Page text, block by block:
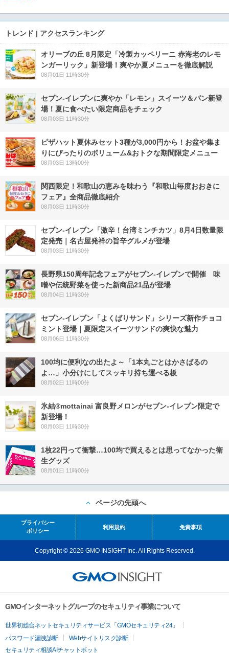
トレンド | アクセスランキング
オリーブの丘 8月限定「冷製カッペリーニ 赤海老のレモ
ンガーリック」新登場！爽やか夏メニューを徹底解説
08月01日 11時30分
セブン‐イレブンに爽やか「レモン」スイーツ＆パン新登
場！夏に食べたい限定商品をチェック
08月03日 11時30分
ピザハット夏休みセット3種が3,000円から！お盆や集ま
りにぴったりのボリューム&おトクな期間限定メニュー
08月03日 13時00分
関西限定！和歌山の恵みを味わう『和歌山毎度おおきに
フェア』全商品徹底紹介
08月03日 11時30分
セブン-イレブン「激辛！台湾ミンチカツ」8月4日数量限
定発売｜名古屋発祥の旨辛グルメが登場
08月03日 11時30分
長野県150周年記念フェアがセブン-イレブンで開催 味
噌や伝統野菜を使った新商品21品が登場
08月04日 11時30分
セブン‐イレブン「よくばりサンド」シリーズ新作チョコ
ミント登場｜夏限定スイーツサンドの爽快な魅力
08月06日 11時30分
100均に便利なの出たよ～「1本丸ごとはかさばるの
よ…」小分けにしてスッキリ持ち運べる板
08月02日 11時00分
氷結®mottainai 富良野メロンがセブン‐イレブン限定で
新登場！
08月03日 11時30分
1枚22円って衝撃…100均で買えるとは思ってなかった衛
生グッズ
08月01日 11時00分
ページの先頭へ
プライバシー
ポリシー
利用規約 免責事項
Copyright © 2026 GMO INSIGHT Inc. All Rights Reserved.
GMOインターネットグループのセキュリティ事業について
世界初総合ネットセキュリティサービス「GMOセキュリティ24」
パスワード漏洩診断
Webサイトリスク診断
セキュリティ相談AIチャットボット